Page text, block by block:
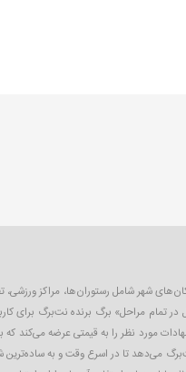
است که به صورت روزانه پیشنهاداتی متنوع و باورنکردنی را با ۴۰ تا ۹۹
تمام مراحل» برگ برنده نت‌برگ برای
مورد نظر را به قیمتی عرضه
می‌دهد تا در اسرع وقت و به